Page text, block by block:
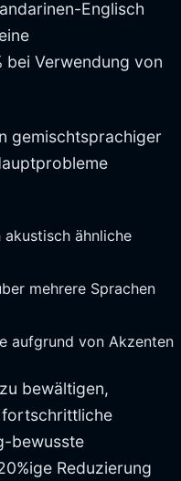
Englisch
bei Verwendung von
gemischtsprachiger
ähnliche
mehrere Sprachen
aufgrund von Akzenten
bewältigen,
fortschrittliche
bewusste
Reduzierung